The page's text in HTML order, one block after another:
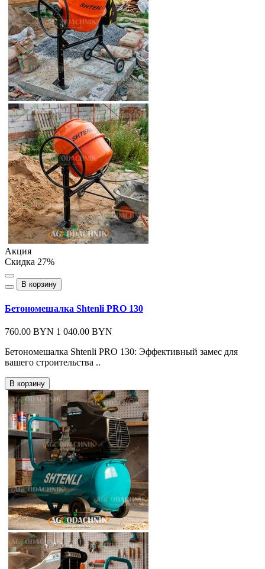
Акция
Скидка 27%
В корзину
Бетономешалка Shtenli PRO 130
760.00 BYN 1 040.00 BYN
Бетономешалка Shtenli PRO 130: Эффективный замес для
вашего строительства ..
В корзину